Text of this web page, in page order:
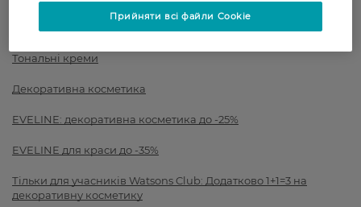
Тон для обличчя і рум'яна
Тональні креми
Декоративна косметика
EVELINE: декоративна косметика до -25%
EVELINE для краси до -35%
Тільки для учасників Watsons Club: Додатково 1+1=3 на
декоративну косметику
Прийняти всі файли Cookie